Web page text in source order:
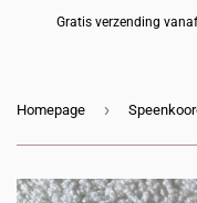
Gratis verzending
Homepage ›